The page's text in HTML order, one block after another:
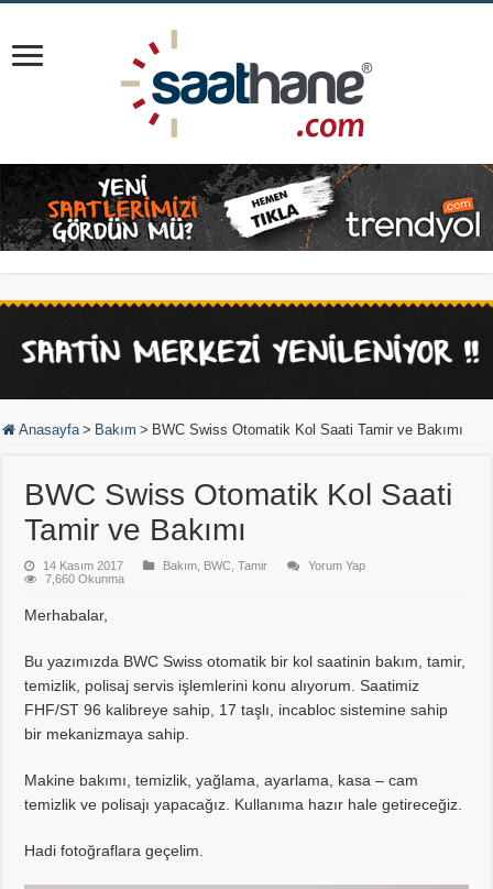
Anasayfa > Bakım > BWC Swiss Otomatik Kol Saati Tamir ve Bakımı
BWC Swiss Otomatik Kol Saati
Tamir ve Bakımı
14 Kasım 2017 Bakım BWC ,Tamir
Yorum Yap
7,660 Okunma
Merhabalar,
Bu yazımızda BWC Swiss otomatik bir kol saatinin bakım, tamir,
temizlik, polisaj servis işlemlerini konu alıyorum. Saatimiz
FHF/ST 96 kalibreye sahip, 17 taşlı, incabloc sistemine sahip
bir mekanizmaya sahip.
Makine bakımı, temizlik, yağlama, ayarlama, kasa – cam
temizlik ve polisajı yapacağız. Kullanıma hazır hale getireceğiz.
Hadi fotoğraflara geçelim.